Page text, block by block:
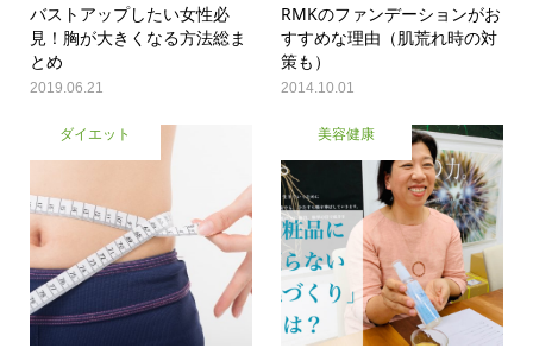
バストアップしたい女性必
見！胸が大きくなる方法総ま
とめ
2019.06.21
RMKのファンデーションがお
すすめな理由（肌荒れ時の対
策も）
2014.10.01
ダイエット 美容健康